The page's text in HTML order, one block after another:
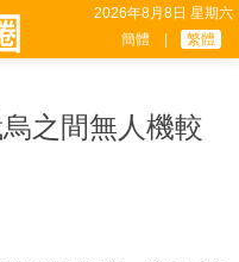
2026年8月8日 星期六
簡體
繁體
之間無人機較